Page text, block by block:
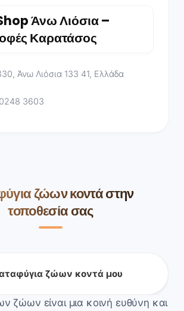
Άνω Λιόσια –
Καρατάσος
Άνω Λιόσια 133 41, Ελλάδα
3603
ζώων κοντά στην
τοποθεσία σας
ζώων κοντά μου
ζώων είναι μια κοινή ευθύνη και